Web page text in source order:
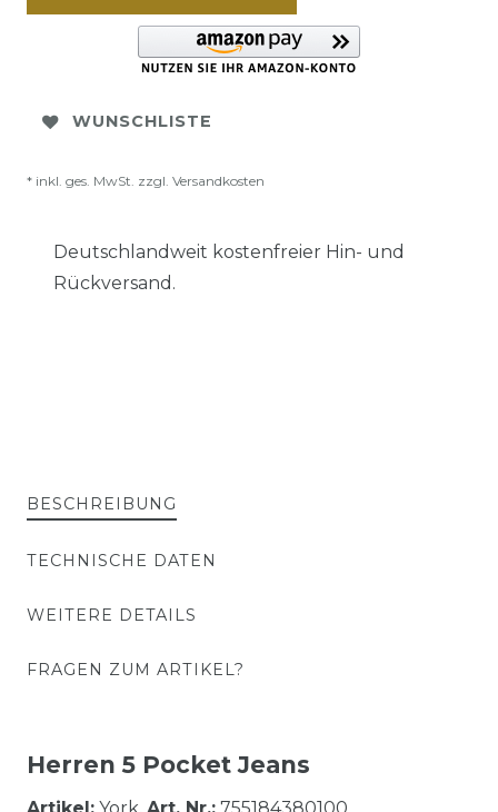
WUNSCHLISTE
* inkl. ges. MwSt. zzgl. Versandkosten
Deutschlandweit kostenfreier Hin- und
Rückversand.
BESCHREIBUNG
TECHNISCHE DATEN
WEITERE DETAILS
FRAGEN ZUM ARTIKEL?
Herren 5 Pocket Jeans